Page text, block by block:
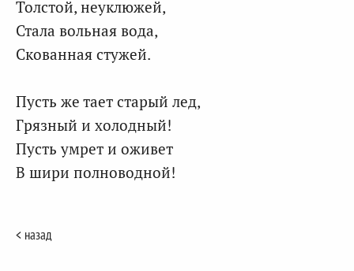
Толстой, неуклюжей,
Стала вольная вода,
Скованная стужей.
Пусть же тает старый лед,
Грязный и холодный!
Пусть умрет и оживет
В шири полноводной!
< назад